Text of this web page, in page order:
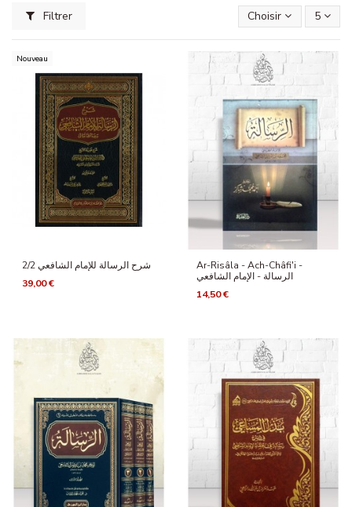
Filtrer Choisir 5
Nouveau
شرح الرسالة للإمام الشافعي 2/2
39,00 €
Ar-Risâla - Ach-Châfi'i -
الرسالة - الإمام الشافعي
14,50 €